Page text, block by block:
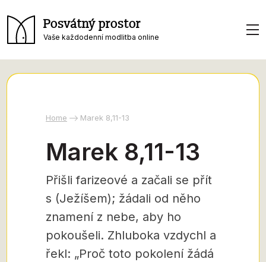
Posvátný prostor
Vaše každodenní modlitba online
Home Marek 8,11-13
Marek 8,11-13
Přišli farizeové a začali se přít
s (Ježíšem); žádali od něho
znamení z nebe, aby ho
pokoušeli. Zhluboka vzdychl a
řekl: „Proč toto pokolení žádá